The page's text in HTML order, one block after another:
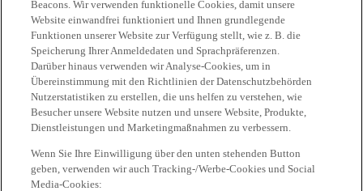
Beacons. Wir verwenden funktionelle Cookies, damit unsere
Website einwandfrei funktioniert und Ihnen grundlegende
Funktionen unserer Website zur Verfügung stellt, wie z. B. die
Speicherung Ihrer Anmeldedaten und Sprachpräferenzen.
Darüber hinaus verwenden wir Analyse-Cookies, um in
Übereinstimmung mit den Richtlinien der Datenschutzbehörden
Nutzerstatistiken zu erstellen, die uns helfen zu verstehen, wie
Besucher unsere Website nutzen und unsere Website, Produkte,
Dienstleistungen und Marketingmaßnahmen zu verbessern.
Wenn Sie Ihre Einwilligung über den unten stehenden Button
geben, verwenden wir auch Tracking-/Werbe-Cookies und Social
Media-Cookies: